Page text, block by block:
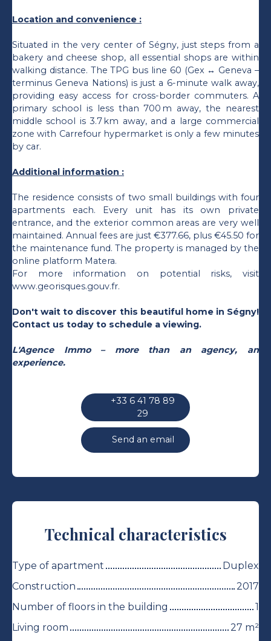
Location and convenience :
Situated in the very center of Ségny, just steps from a
bakery and cheese shop, all essential shops are within
walking distance. The TPG bus line 60 (Gex ↔ Geneva –
terminus Geneva Nations) is just a 6-minute walk away,
providing easy access for cross-border commuters. A
primary school is less than 700 m away, the nearest
middle school is 3.7 km away, and a large commercial
zone with Carrefour hypermarket is only a few minutes
by car.
Additional information :
The residence consists of two small buildings with four
apartments each. Every unit has its own private
entrance, and the exterior common areas are very well
maintained. Annual fees are just €377.66, plus €45.50 for
the maintenance fund. The property is managed by the
online platform Matera.
For more information on potential risks, visit
www.georisques.gouv.fr.
Don't wait to discover this beautiful home in Ségny!
Contact us today to schedule a viewing.
L'Agence Immo – more than an agency, an
experience.
+33 6 41 78 89
29
Send an email
Technical characteristics
Type of apartment
Duplex
Construction
2017
Number of floors in the building
1
Living room
27 m²